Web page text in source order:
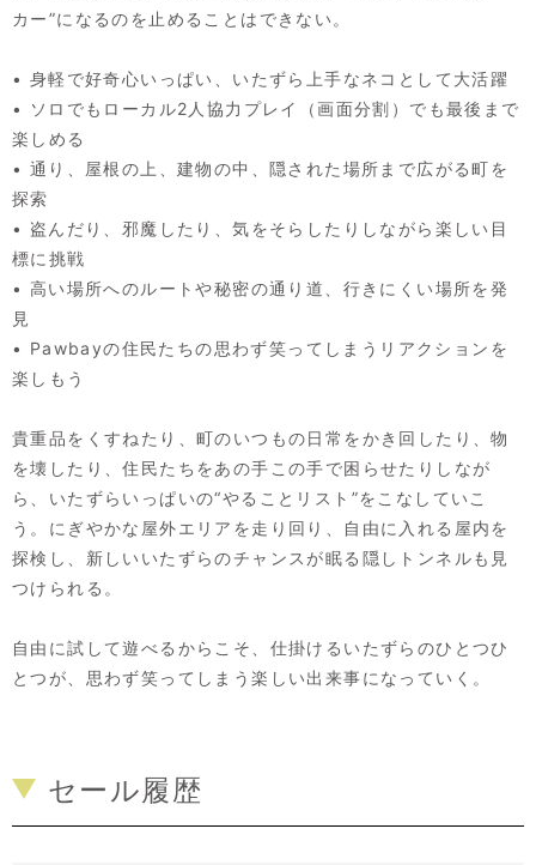
カー”になるのを止めることはできない。
• 身軽で好奇心いっぱい、いたずら上手なネコとして大活躍
• ソロでもローカル2人協力プレイ（画面分割）でも最後まで
楽しめる
• 通り、屋根の上、建物の中、隠された場所まで広がる町を
探索
• 盗んだり、邪魔したり、気をそらしたりしながら楽しい目
標に挑戦
• 高い場所へのルートや秘密の通り道、行きにくい場所を発
見
• Pawbayの住民たちの思わず笑ってしまうリアクションを
楽しもう
貴重品をくすねたり、町のいつもの日常をかき回したり、物
を壊したり、住民たちをあの手この手で困らせたりしなが
ら、いたずらいっぱいの“やることリスト”をこなしていこ
う。にぎやかな屋外エリアを走り回り、自由に入れる屋内を
探検し、新しいいたずらのチャンスが眠る隠しトンネルも見
つけられる。
自由に試して遊べるからこそ、仕掛けるいたずらのひとつひ
とつが、思わず笑ってしまう楽しい出来事になっていく。
セール履歴